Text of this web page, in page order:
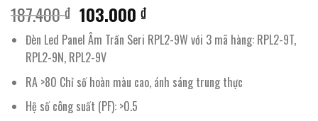
187.400₫ Giá
gốc
là:
187.400 ₫.
103.000₫Giá
hiện
tại
103.000 ₫.
Đèn Led Panel Âm Trần Seri RPL2-9W với 3 mã hàng: RPL2-9T,
RPL2-9N, RPL2-9V
RA >80 Chỉ số hoàn màu cao, ánh sáng trung thực
Hệ số công suất (PF): >0.5